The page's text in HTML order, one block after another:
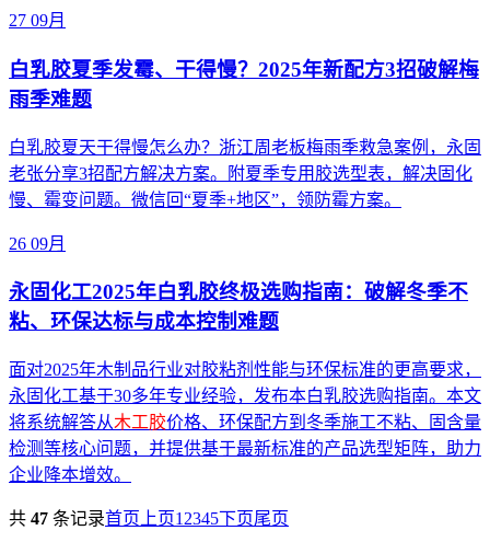
27 09月
白乳胶夏季发霉、干得慢？2025年新配方3招破解梅
雨季难题
白乳胶夏天干得慢怎么办？浙江周老板梅雨季救急案例，永固
老张分享3招配方解决方案。附夏季专用胶选型表，解决固化
慢、霉变问题。微信回“夏季+地区”，领防霉方案。
26 09月
永固化工2025年白乳胶终极选购指南：破解冬季不
粘、环保达标与成本控制难题
面对2025年木制品行业对胶粘剂性能与环保标准的更高要求，
永固化工基于30多年专业经验，发布本白乳胶选购指南。本文
将系统解答从木工胶价格、环保配方到冬季施工不粘、固含量
检测等核心问题，并提供基于最新标准的产品选型矩阵，助力
企业降本增效。
共 47 条记录首页 上页1 2345下页尾页